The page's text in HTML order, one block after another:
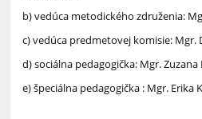
b) vedúca metodického združenia:
c) vedúca predmetovej komisie: Mgr.
d) sociálna pedagogička: Mgr. Zuzana
e) špeciálna pedagogička : Mgr. Erika